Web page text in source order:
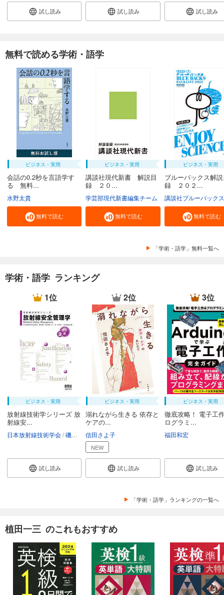
試し読み 試し読み 試し読み
無料で読める学術・語学
ビジネス・実用
会話の0.2秒を言語学す
る 無料...
水野太貴
無料で読む
ビジネス・実用
講談社現代新書 解説目
録 ２０...
学芸部現代新書編集チーム
無料で読む
ビジネス・実用
ブルーバックス解
録 ２０２...
講談社ブルーバックス
無料で読む
「学術・語学」無料一覧へ
学術・語学 ランキング
1位
ビジネス・実用
放射線技術学シリーズ 放
射線安...
日本放射線技術学会 磯辺智範 清水秀雄 鈴木昇一 西谷源展
試し読み
2位
ビジネス・実用
溺れながら生きる 依存と
ケアの...
信田さよ子
NEW
試し読み
3位
ビジネス・実用
徹底攻略！ 電子工
ログラミ...
福田和宏
試し読み
「学術・語学」ランキングの一覧へ
植田一三 のこれもおすすめ